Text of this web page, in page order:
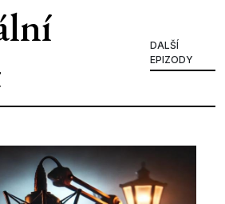
DALŠÍ
EPIZODY